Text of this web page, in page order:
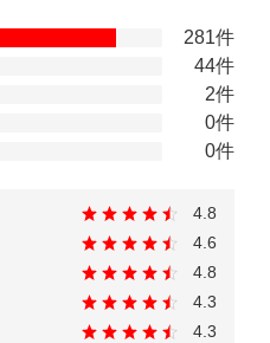
281件
44件
2件
0件
0件
4.8
4.6
4.8
4.3
4.3